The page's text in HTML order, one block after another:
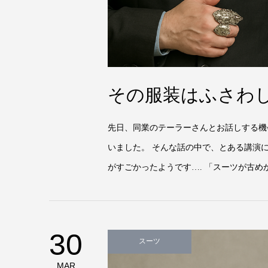
その服装はふさわ
先日、同業のテーラーさんとお話しする
いました。 そんな話の中で、とある講演
がすごかったようです…. 「スーツが古め
30
MAR
スーツ